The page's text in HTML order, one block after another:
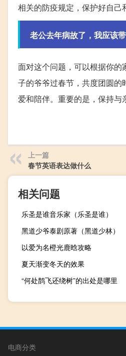
相关的防疫规定，保护好自己
老公去年病故了，我应该带
面对这个问题，可以根据你
子的爷爷过春节，共度团圆
爱和陪伴。重要的是，保持与
上一篇
春节英语表达做什么
相关问题
乐圣是谁音乐家（乐圣是谁）
黑道少爷泰剧原著（黑道少林）
以爱为名橙光鹿晗攻略
夏天渐变冬天的效果
“何处鹊飞还绕树”的出处是哪里
电商分类